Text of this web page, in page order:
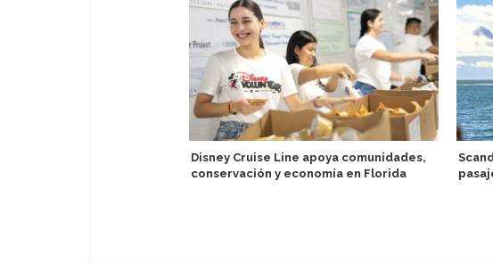
Disney Cruise Line apoya comunidades,
conservación y economía en Florida